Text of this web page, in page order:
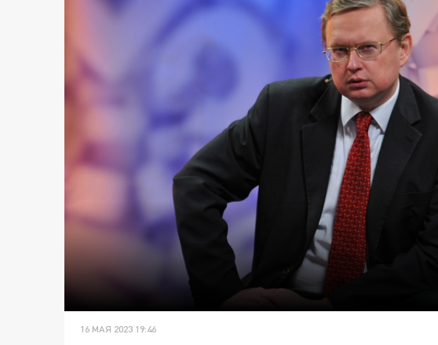
16 МАЯ 2023 19:46